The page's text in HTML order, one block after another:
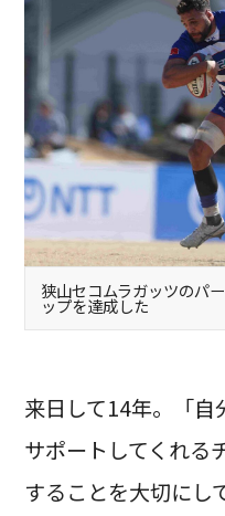
狭山セコムラガッツのパ
ップを達成した
来日して14年。「自
サポートしてくれる
することを大切にし